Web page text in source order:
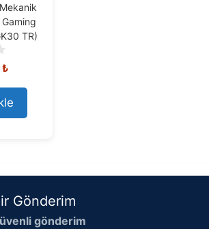
TR)
₺
Gönderim
gönderim